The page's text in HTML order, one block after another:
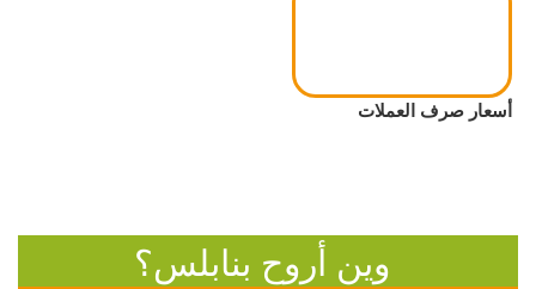
أسعار صرف العملات
وين أروح بنابلس؟